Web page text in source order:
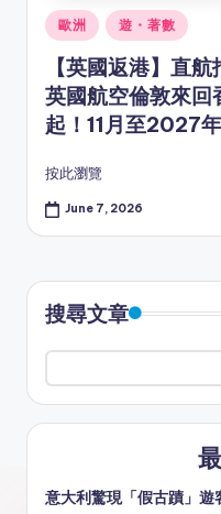
Posted
in
歐洲 遊・著數
【英國返港】直
英國航空倫敦來
起！11月至2027
按此瀏覽
June 7, 2026
搜尋文章
意大利驚現「假古蹟」